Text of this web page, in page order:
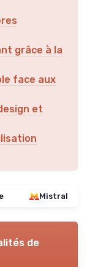
grâce à la
face aux
et
Mistral
de